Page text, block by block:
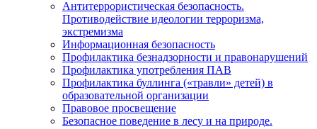
Антитеррористическая безопасность.
Противодействие идеологии терроризма,
экстремизма
Информационная безопасность
Профилактика безнадзорности и правонарушений
Профилактика употребления ПАВ
Профилактика буллинга («травли» детей) в
образовательной организации
Правовое просвещение
Безопасное поведение в лесу и на природе.